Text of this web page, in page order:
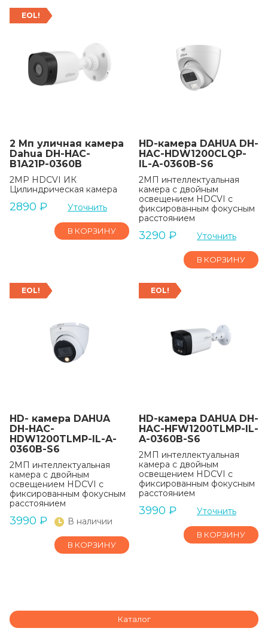
EOL!
2 Мп уличная камера
Dahua DH-HAC-
B1A21P-0360B
2MP HDCVI ИК
Цилиндрическая камера
2890 ₽ Уточнить
В КОРЗИНУ
HD-камера DAHUA DH-
HAC-HDW1200CLQP-
IL-A-0360B-S6
2МП интеллектуальная
камера с двойным
освещением HDCVI с
фиксированным фокусным
расстоянием
3290 ₽ Уточнить
В КОРЗИНУ
EOL!
HD- камера DAHUA
DH-HAC-
HDW1200TLMP-IL-A-
0360B-S6
2МП интеллектуальная
камера с двойным
освещением HDCVI с
фиксированным фокусным
расстоянием
3990 ₽ В наличии
В КОРЗИНУ
EOL!
HD-камера DAHUA DH-
HAC-HFW1200TLMP-IL-
A-0360B-S6
2МП интеллектуальная
камера с двойным
освещением HDCVI с
фиксированным фокусным
расстоянием
3990 ₽ Уточнить
В КОРЗИНУ
Каталог